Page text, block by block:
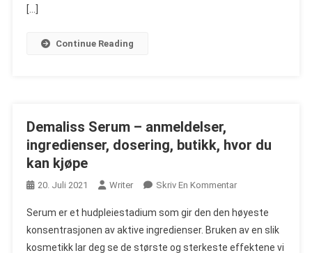
[…]
Continue Reading
Demaliss Serum – anmeldelser,
ingredienser, dosering, butikk, hvor du
kan kjøpe
20. Juli 2021 Writer Skriv En KommentarOn
Serum
–
Anmeldelser,
Serum er et hudpleiestadium som gir den den høyeste
konsentrasjonen av aktive ingredienser. Bruken av en slik
kosmetikk lar deg se de største og sterkeste effektene vi